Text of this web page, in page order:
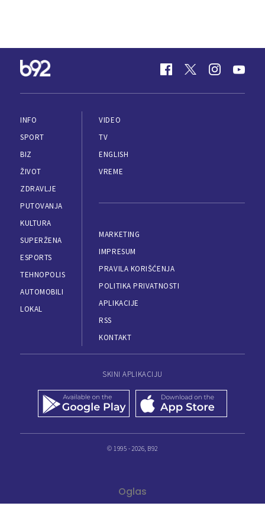
INFO
SPORT
BIZ
ŽIVOT
ZDRAVLJE
PUTOVANJA
KULTURA
SUPERŽENA
ESPORTS
TEHNOPOLIS
AUTOMOBILI
LOKAL
VIDEO
TV
ENGLISH
VREME
MARKETING
IMPRESUM
PRAVILA KORIŠĆENJA
POLITIKA PRIVATNOSTI
APLIKACIJE
RSS
KONTAKT
SKINI APLIKACIJU
© 1995 - 2026, B92